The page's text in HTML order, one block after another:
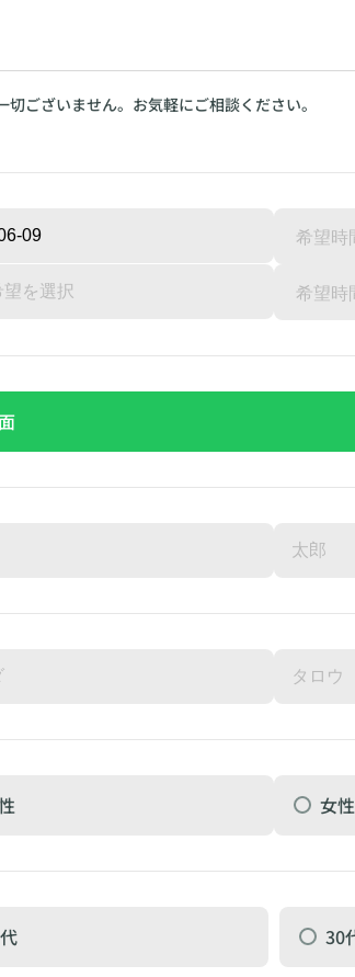
切ございません。お気軽にご相談ください。
女性
30